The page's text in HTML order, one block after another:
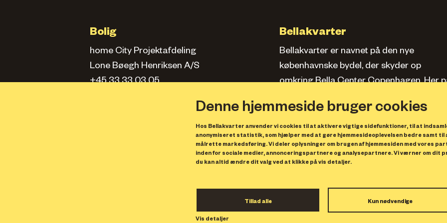
Denne hjemmeside bruger cookies
Hos Bellakvarter anvender vi cookies til at aktivere vigtige sidefunktioner, til at
anonymiseret statistik, som hjælper med at gøre hjemmesideoplevelsen bedre samt til
målrette markedsføring. Vi deler oplysninger om brugen af hjemmesiden med vores
inden for sociale medier, annonceringspartnere og analysepartnere. Vi værner om dit
du kan altid ændre dit valg ved at klikke på vis detaljer.
Tillad alle Kun nødvendige
Vis detaljer
Bolig
home City Projektafdeling
Lone Bøegh Henriksen A/S
+45 33 33 03 05
Bellakvarter
Bellakvarter er navnet på den nye
københavnske bydel, der skyder op
omkring Bella Center Copenhagen. Her
og erhverv samt opleve, hvad der sker.
Privatlivspolitik
Bellakvarter Projektselskab A/S
Center Boulevard 9